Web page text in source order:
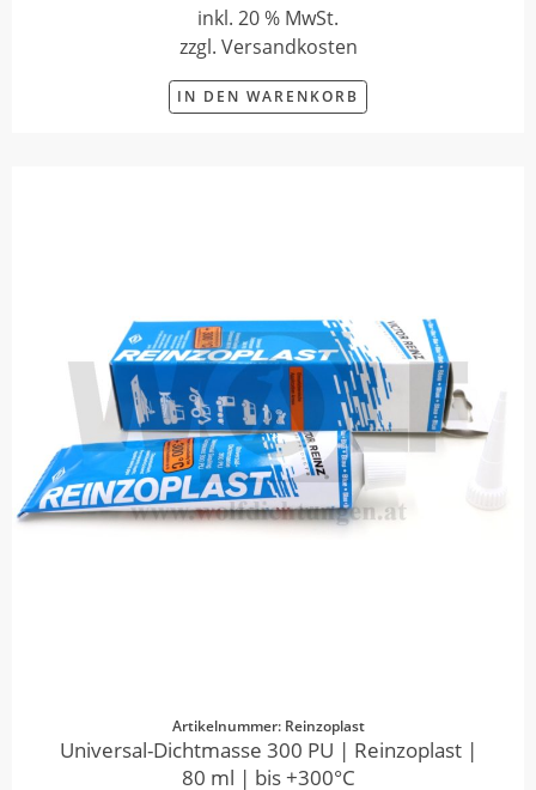
inkl. 20 % MwSt.
zzgl. Versandkosten
IN DEN WARENKORB
Artikelnummer: Reinzoplast
Universal-Dichtmasse 300 PU | Reinzoplast |
80 ml | bis +300°C